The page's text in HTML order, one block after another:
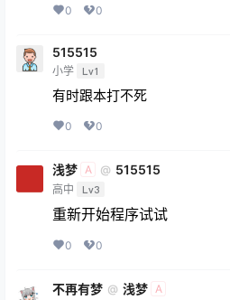
0 0
515515
小学 Lv1
有时跟本打不死
0 0
浅梦 A @ 515515
高中 Lv3
重新开始程序试试
0 0
不再有梦 @ 浅梦 A